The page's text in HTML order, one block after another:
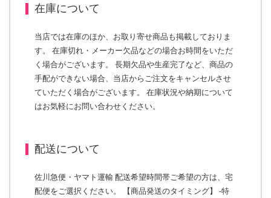
在庫について
当店では在庫のほか、お取り寄せ商品も掲載しておりま
す。 在庫切れ・メーカー欠品などの場合お時間をいただ
く場合がございます。 長期欠品や生産完了など、商品の
手配ができない場合、当店からご注文をキャンセルさせ
ていただく場合がございます。 在庫状況や納期について
はお気軽にお問い合わせください。
配送について
佐川急便・ヤマト運輸 配送希望時間帯ご希望の方は、宅
配便をご選択ください。 【商品発送のタイミング】 -特